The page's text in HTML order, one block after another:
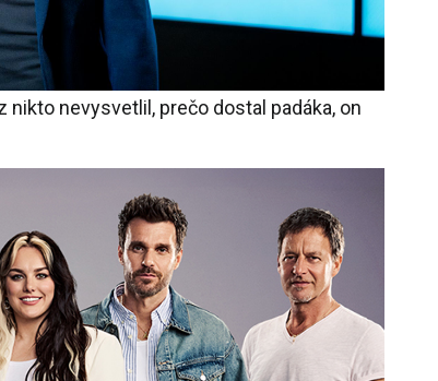
nevysvetlil, prečo dostal padáka, on